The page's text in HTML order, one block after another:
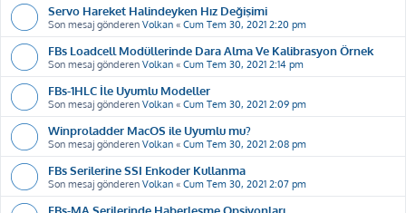
Servo Hareket Halindeyken Hız Değişimi
Son mesaj gönderen Volkan « Cum Tem 30, 2021 2:20 pm
FBs Loadcell Modüllerinde Dara Alma Ve Kalibrasyon Örnek
Son mesaj gönderen Volkan « Cum Tem 30, 2021 2:14 pm
FBs-1HLC İle Uyumlu Modeller
Son mesaj gönderen Volkan « Cum Tem 30, 2021 2:09 pm
Winproladder MacOS ile Uyumlu mu?
Son mesaj gönderen Volkan « Cum Tem 30, 2021 2:08 pm
FBs Serilerine SSI Enkoder Kullanma
Son mesaj gönderen Volkan « Cum Tem 30, 2021 2:07 pm
FBs-MA Serilerinde Haberleşme Opsiyonları